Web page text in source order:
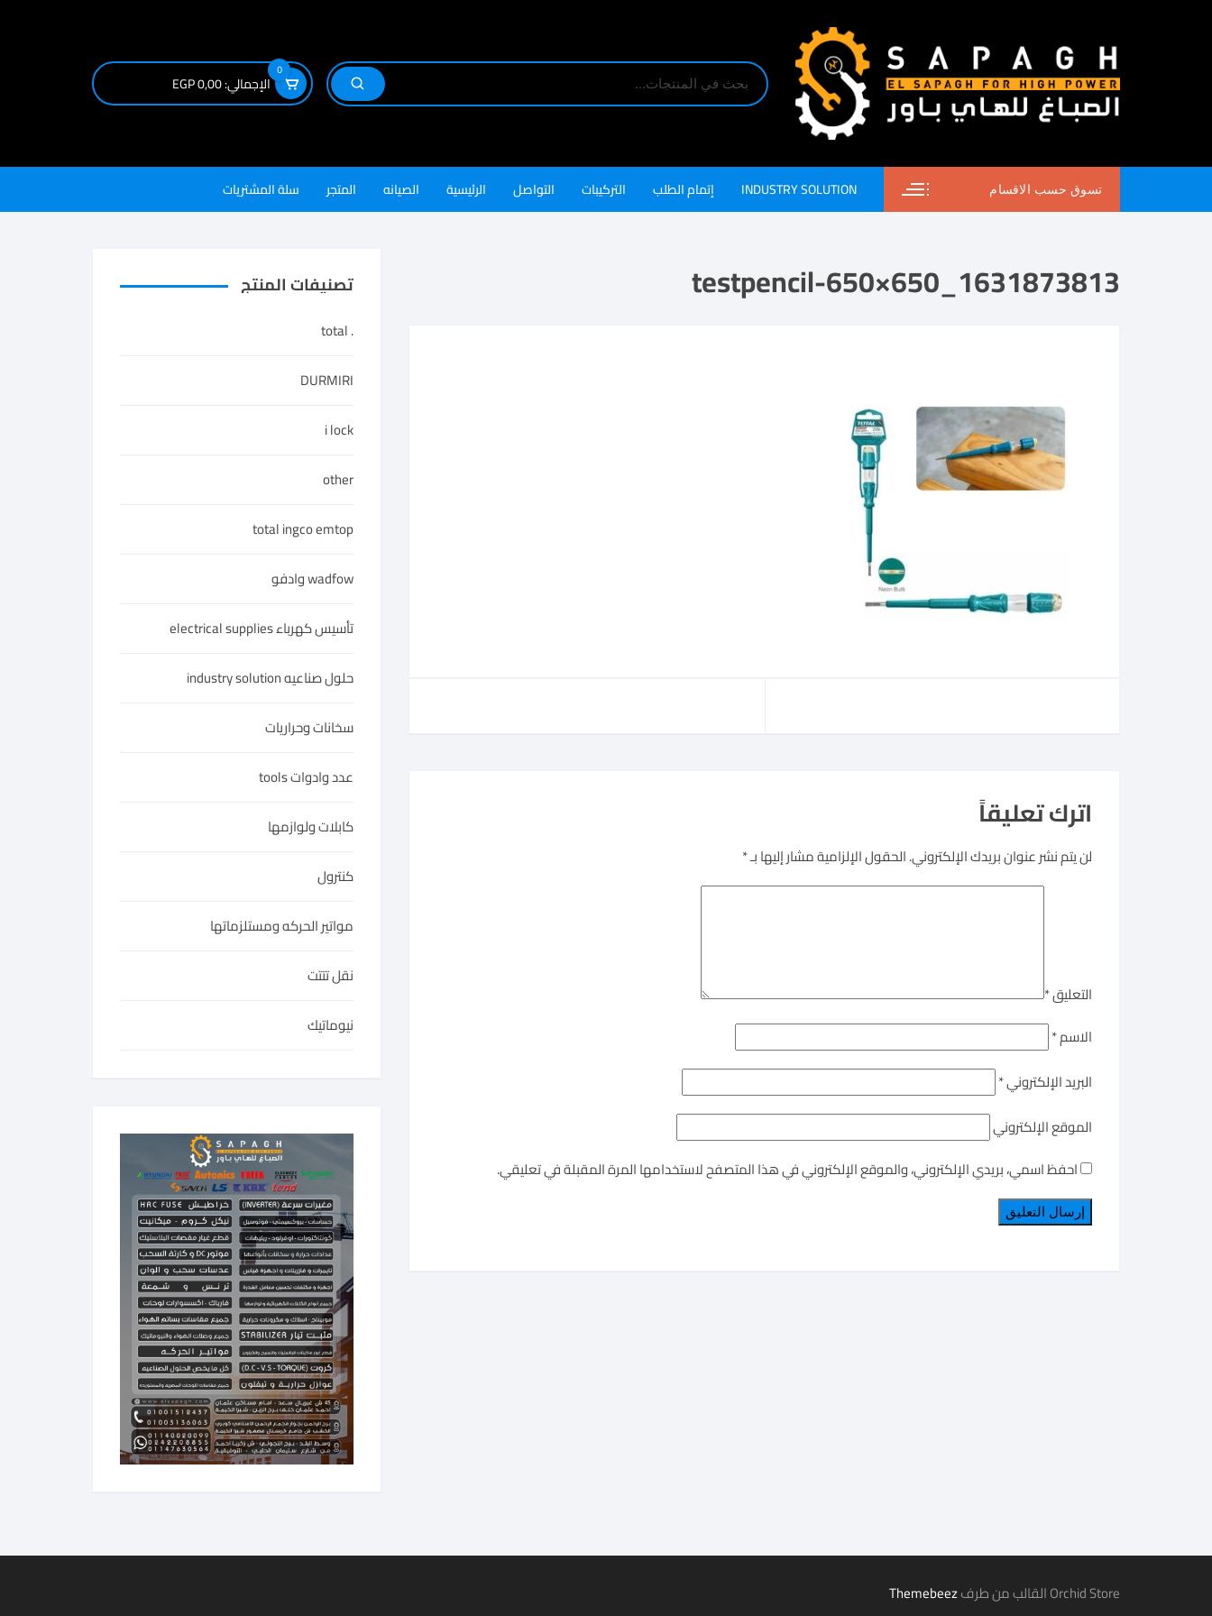
0
الإجمالي:0,00
EGP
تسوق حسب الاقسام INDUSTRY SOLUTION إتمام الطلب التركيبات التواصل الرئيسية الصيانه المتجر سلة المشتريات
1631873813_testpencil-650×650
اترك تعليقاً
لن يتم نشر عنوان بريدك الإلكتروني.الحقول الإلزامية مشار إليها بـ*
التعليق*
الاسم*
البريد الإلكتروني*
الموقع الإلكتروني
احفظ اسمي، بريدي الإلكتروني، والموقع الإلكتروني في هذا المتصفح لاستخدامها المرة المقبلة في تعليقي.
تصنيفات المنتج
. total
DURMIRI
i lock
other
total ingco emtop
wadfow وادفو
تأسيس كهرباء electrical supplies
حلول صناعيه industry solution
سخانات وحراريات
عدد وادوات tools
كابلات ولوازمها
كنترول
مواتير الحركه ومستلزماتها
نقل تتتت
نيوماتيك
Orchid Store القالب من طرف Themebeez